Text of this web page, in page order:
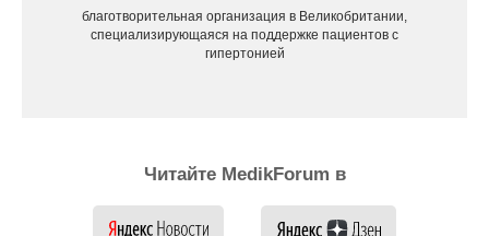
благотворительная организация в Великобритании,
специализирующаяся на поддержке пациентов с
гипертонией
Читайте MedikForum в